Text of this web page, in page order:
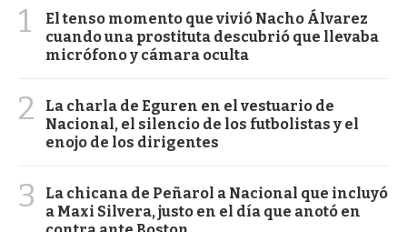
1
El tenso momento que vivió Nacho Álvarez
cuando una prostituta descubrió que llevaba
micrófono y cámara oculta
2
La charla de Eguren en el vestuario de
Nacional, el silencio de los futbolistas y el
enojo de los dirigentes
3
La chicana de Peñarol a Nacional que incluyó
a Maxi Silvera, justo en el día que anotó en